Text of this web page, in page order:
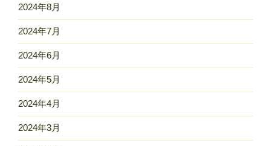
2024年8月
2024年7月
2024年6月
2024年5月
2024年4月
2024年3月